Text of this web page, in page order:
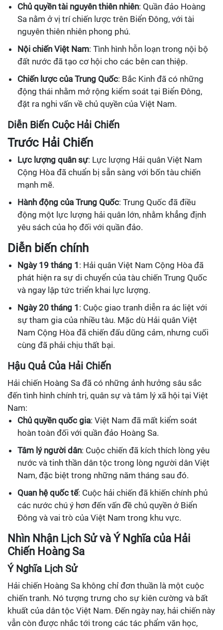
Chủ quyền tài nguyên thiên nhiên: Quần đảo Hoàng
Sa nằm ở vị trí chiến lược trên Biển Đông, với tài
nguyên thiên nhiên phong phú.
Nội chiến Việt Nam: Tình hình hỗn loạn trong nội bộ
đất nước đã tạo cơ hội cho các bên can thiệp.
Chiến lược của Trung Quốc: Bắc Kinh đã có những
động thái nhằm mở rộng kiểm soát tại Biển Đông,
đặt ra nghi vấn về chủ quyền của Việt Nam.
Diễn Biến Cuộc Hải Chiến
Trước Hải Chiến
Lực lượng quân sự: Lực lượng Hải quân Việt Nam
Cộng Hòa đã chuẩn bị sẵn sàng với bốn tàu chiến
mạnh mẽ.
Hành động của Trung Quốc: Trung Quốc đã điều
động một lực lượng hải quân lớn, nhằm khẳng định
yêu sách của họ đối với quần đảo.
Diễn biến chính
Ngày 19 tháng 1 : Hải quân Việt Nam Cộng Hòa đã
phát hiện ra sự di chuyển của tàu chiến Trung Quốc
và ngay lập tức triển khai lực lượng.
Ngày 20 tháng 1 : Cuộc giao tranh diễn ra ác liệt với
sự tham gia của nhiều tàu. Mặc dù Hải quân Việt
Nam Cộng Hòa đã chiến đấu dũng cảm, nhưng cuối
cùng đã phải chịu thất bại.
Hậu Quả Của Hải Chiến
Hải chiến Hoàng Sa đã có những ảnh hưởng sâu sắc
đến tình hình chính trị, quân sự và tâm lý xã hội tại Việt
Nam:
Chủ quyền quốc gia: Việt Nam đã mất kiểm soát
hoàn toàn đối với quần đảo Hoàng Sa.
Tâm lý người dân: Cuộc chiến đã kích thích lòng yêu
nước và tinh thần dân tộc trong lòng người dân Việt
Nam, đặc biệt trong những năm tháng sau đó.
Quan hệ quốc tế: Cuộc hải chiến đã khiến chính phủ
các nước chú ý hơn đến vấn đề chủ quyền ở Biển
Đông và vai trò của Việt Nam trong khu vực.
Nhìn Nhận Lịch Sử và Ý Nghĩa của Hải
Chiến Hoàng Sa
Ý Nghĩa Lịch Sử
Hải chiến Hoàng Sa không chỉ đơn thuần là một cuộc
chiến tranh. Nó tượng trưng cho sự kiên cường và bất
khuất của dân tộc Việt Nam. Đến ngày nay, hải chiến này
vẫn còn được nhắc tới trong các tác phẩm văn học,